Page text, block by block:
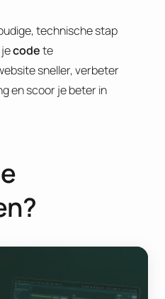
technische stap
codete
sneller, verbeter
en scoor je beter in